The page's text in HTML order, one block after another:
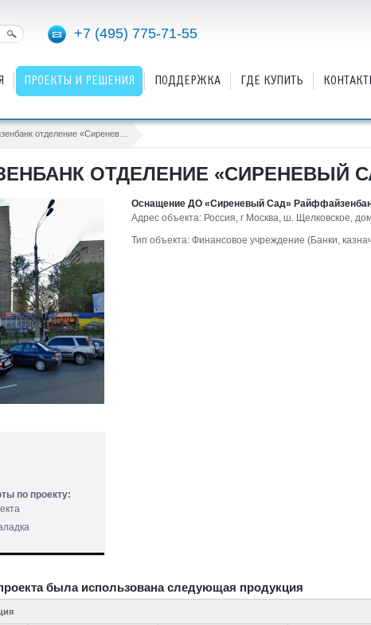
+7 (495) 775-71-55
ПРОЕКТЫ И РЕШЕНИЯ ПОДДЕРЖКА ГДЕ КУПИТЬ
ОТДЕЛЕНИЕ «СИРЕНЕВЫЙ
по проекту:
Оснащение ДО «Сиреневый Сад»
Адрес объекта: Россия, г Москва, ш. Щелковское,
Тип объекта: Финансовое учреждение (Банки,
была использована следующая продукция